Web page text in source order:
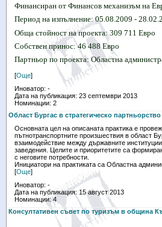
Финансиран от Финансов механизъм на
Период на изпълнение: 05.08.2009 -
Обща стойност на проекта: 309 711 Евро
Собствен принос: 46 488 Евро
Партньор по проекта: Областна
[Още]
Иноватор: -
Дата на публикация: 23 септември 2013
Номинации: 2
Област Бургас в стратегическо
Основната цел на описаната практика е
пътнотранспортните произшествия в област
взаимодействие между държавните
заведения. Целите и приоритетите са
с неговите потребности.
Инициатори на практиката са Областна
[Още]
Иноватор: -
Дата на публикация: 15 август 2013
Номинации: 4
Консултативен съвет по туризъм в община